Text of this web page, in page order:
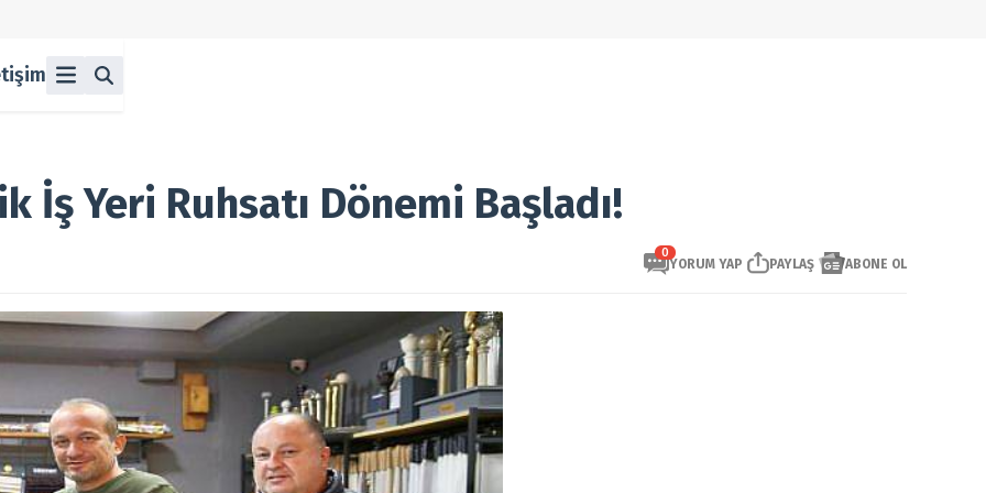
Arzlar
İş Yeri Ruhsatı Dönemi Başladı!
0
YORUM YAP PAYLAŞ ABONE OL